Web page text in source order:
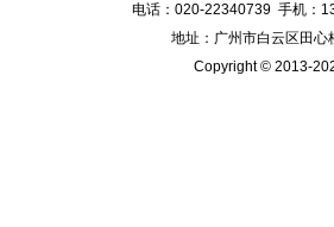
电话：020-22340739 手机：
地址：广州市白云区田
Copyright © 2013-